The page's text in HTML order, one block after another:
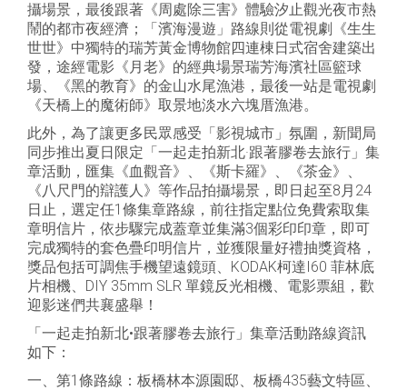
攝場景，最後跟著《周處除三害》體驗汐止觀光夜市熱
鬧的都市夜經濟；「濱海漫遊」路線則從電視劇《生生
世世》中獨特的瑞芳黃金博物館四連棟日式宿舍建築出
發，途經電影《月老》的經典場景瑞芳海濱社區籃球
場、《黑的教育》的金山水尾漁港，最後一站是電視劇
《天橋上的魔術師》取景地淡水六塊厝漁港。
此外，為了讓更多民眾感受「影視城市」氛圍，新聞局
同步推出夏日限定「一起走拍新北·跟著膠卷去旅行」集
章活動，匯集《血觀音》、《斯卡羅》、《茶金》、
《八尺門的辯護人》等作品拍攝場景，即日起至8月24
日止，選定任1條集章路線，前往指定點位免費索取集
章明信片，依步驟完成蓋章並集滿3個彩印印章，即可
完成獨特的套色疊印明信片，並獲限量好禮抽獎資格，
獎品包括可調焦手機望遠鏡頭、KODAK柯達I60 菲林底
片相機、DIY 35mm SLR 單鏡反光相機、電影票組，歡
迎影迷們共襄盛舉！
「一起走拍新北•跟著膠卷去旅行」集章活動路線資訊
如下：
一、第1條路線：板橋林本源園邸、板橋435藝文特區、